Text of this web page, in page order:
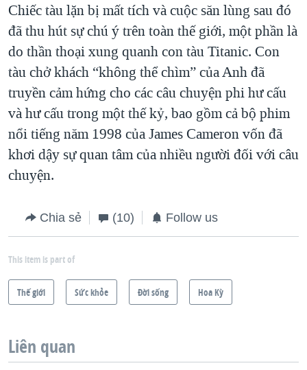
Chiếc tàu lặn bị mất tích và cuộc săn lùng sau đó
đã thu hút sự chú ý trên toàn thế giới, một phần là
do thần thoại xung quanh con tàu Titanic. Con
tàu chở khách “không thể chìm” của Anh đã
truyền cảm hứng cho các câu chuyện phi hư cấu
và hư cấu trong một thế kỷ, bao gồm cả bộ phim
nổi tiếng năm 1998 của James Cameron vốn đã
khơi dậy sự quan tâm của nhiều người đối với câu
chuyện.
Chia sẻ (10) Follow us
This item is part of
Thế giới Sức khỏe Ðời sống Hoa Kỳ
Liên quan